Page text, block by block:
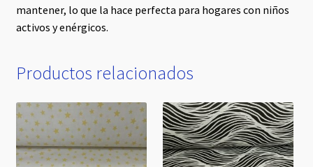
mantener, lo que la hace perfecta para hogares con niños
activos y enérgicos.
Productos relacionados